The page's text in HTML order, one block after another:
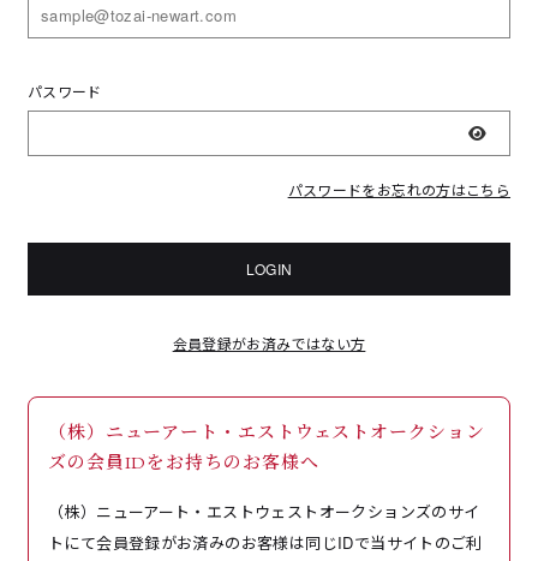
パスワード
表示
パスワードをお忘れの方はこちら
LOGIN
会員登録がお済みではない方
（株）ニューアート・エストウェストオークション
ズの会員IDをお持ちのお客様へ
（株）ニューアート・エストウェストオークションズのサイ
トにて会員登録がお済みのお客様は同じIDで当サイトのご利